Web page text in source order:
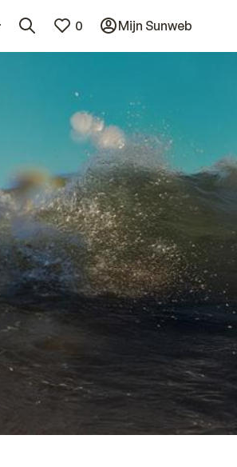
0 Mijn Sunweb